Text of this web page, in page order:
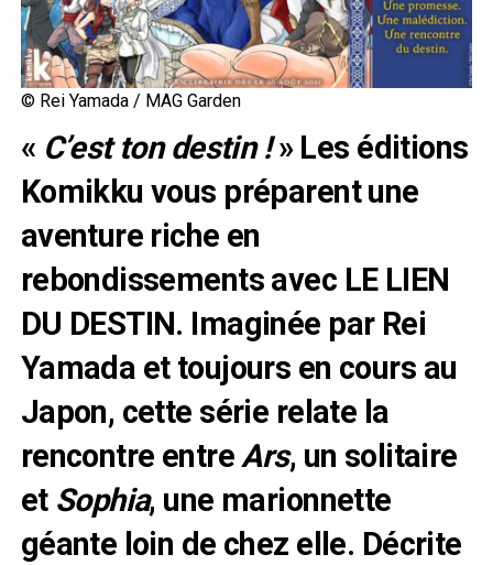
© Rei Yamada / MAG Garden
« C’est ton destin !» Les éditions
Komikku vous préparent une
aventure riche en
rebondissements avec LE LIEN
DU DESTIN. Imaginée par Rei
Yamada et toujours en cours au
Japon, cette série relate la
rencontre entreArs, un solitaire
et Sophia, une marionnette
géante loin de chez elle. Décrite